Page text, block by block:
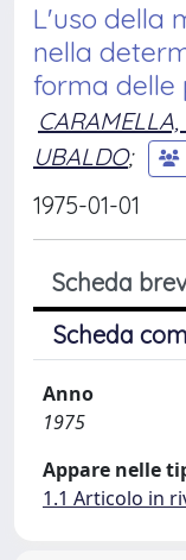
L'uso della
nella
forma delle
UBALDO;
1975-01-01
Scheda
Scheda
Anno
1975
Appare nelle
1.1 Articolo in